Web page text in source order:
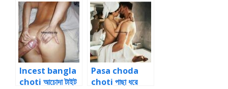
Incest bangla
choti আচোদা টাইট
Pasa choda
choti পাছা ধরে